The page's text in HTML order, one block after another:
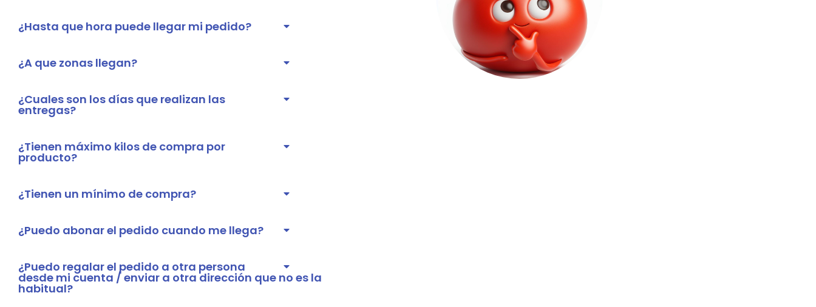
¿Hasta que hora puede llegar mi pedido?
¿A que zonas llegan?
¿Cuales son los días que realizan las
entregas?
¿Tienen máximo kilos de compra por
producto?
¿Tienen un mínimo de compra?
¿Puedo abonar el pedido cuando me llega?
¿Puedo regalar el pedido a otra persona
desde mi cuenta / enviar a otra dirección que no es la
habitual?